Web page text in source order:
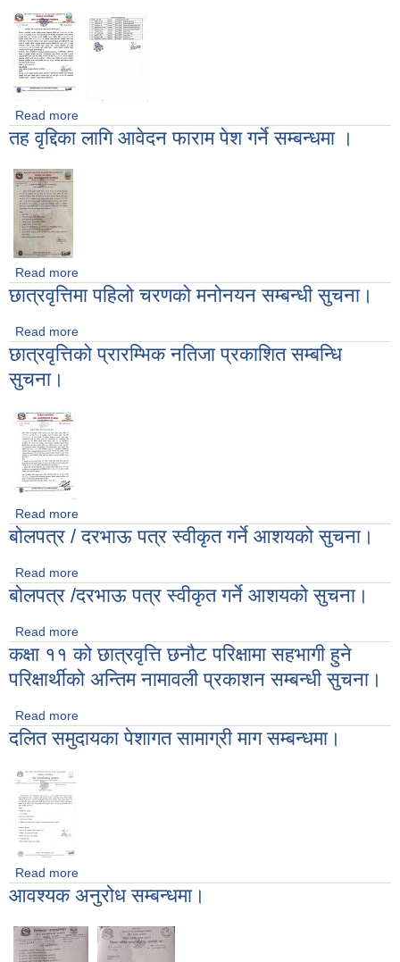
Read more
सुचना।
तह वृद्दिका लागि आवेदन फाराम पेश गर्ने सम्बन्धमा ।
Read more
छात्रवृत्तिमा पहिलो चरणको मनोनयन सम्बन्धी सुचना।
Read more
छात्रवृत्तिको प्रारम्भिक नतिजा प्रकाशित सम्बन्धि
सुचना।
Read more
बोलपत्र / दरभाऊ पत्र स्वीकृत गर्ने आशयको सुचना।
Read more
बोलपत्र /दरभाऊ पत्र स्वीकृत गर्ने आशयको सुचना।
Read more
कक्षा ११ को छात्रवृत्ति छनौट परिक्षामा सहभागी हुने
परिक्षार्थीको अन्तिम नामावली प्रकाशन सम्बन्धी सुचना।
Read more
अन्तिम नामावली प्रकाशन सम्बन्धी सुचना।
दलित समुदायका पेशागत सामाग्री माग सम्बन्धमा।
Read more
आवश्यक अनुरोध सम्बन्धमा।